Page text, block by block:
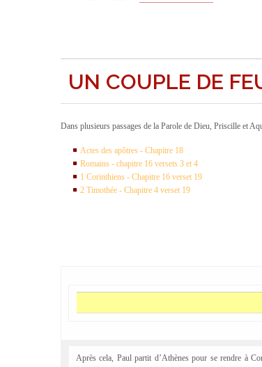
UN COUPLE DE
Dans plusieurs passages de la Parole de Dieu, Priscille et
Actes des apôtres - Chapitre 18
Romains - chapitre 16 versets 3 et 4
1 Corinthiens - Chapitre 16 verset 19
2 Timothée - Chapitre 4 verset 19
Après cela, Paul partit d’Athènes pour se rendre à